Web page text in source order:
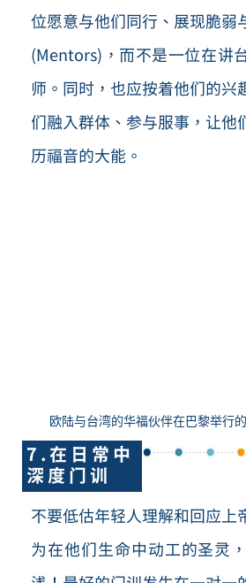
位愿意与他们同行、展现脆弱
(Mentors)，而不是一位在讲
师。同时，也应按着他们的兴
们融入群体、参与服事，让他
历福音的大能。
欧陆与台湾的华福伙伴在巴黎举行
7.在日常中
深度门训
不要低估年轻人理解和回应上
为在他们生命中动工的圣灵